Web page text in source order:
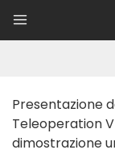
Presentazione
Teleoperation
dimostrazione